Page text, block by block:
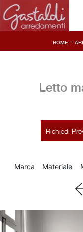
HOME-
Letto
Richiedi
Marca Materiale